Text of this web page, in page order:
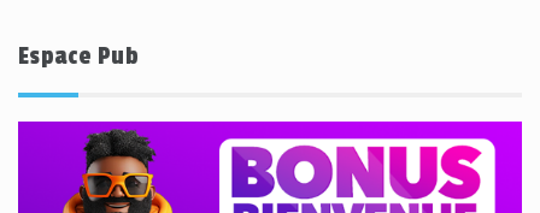
Espace Pub